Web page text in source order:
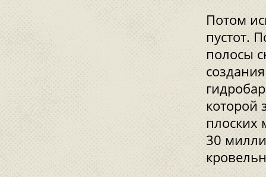
Потом
пустот.
полосы
которой
плоских
30